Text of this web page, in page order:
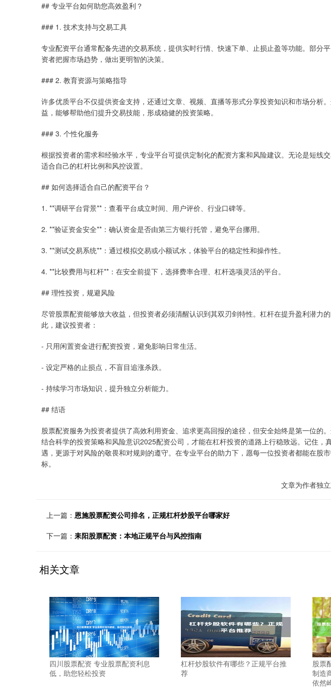
## 专业平台如何助您高效盈利？
### 1. 技术支持与交易工具
专业配资平台通常配备先进的交易系统，提供实时行情、快速下单、止损止盈等功能。部分
资者把握市场趋势，做出更明智的决策。
### 2. 教育资源与策略指导
许多优质平台不仅提供资金支持，还通过文章、视频、直播等形式分享投资知识和市场分析
益，能够帮助他们提升交易技能，形成稳健的投资策略。
### 3. 个性化服务
根据投资者的需求和经验水平，专业平台可提供定制化的配资方案和风险建议。无论是短线
适合自己的杠杆比例和风控设置。
## 如何选择适合自己的配资平台？
1. **调研平台背景**：查看平台成立时间、用户评价、行业口碑等。
2. **验证资金安全**：确认资金是否由第三方银行托管，避免平台挪用。
3. **测试交易系统**：通过模拟交易或小额试水，体验平台的稳定性和操作性。
4. **比较费用与杠杆**：在安全前提下，选择费率合理、杠杆选项灵活的平台。
## 理性投资，规避风险
尽管股票配资能够放大收益，但投资者必须清醒认识到其双刃剑特性。杠杆在提升盈利潜力
此，建议投资者：
- 只用闲置资金进行配资投资，避免影响日常生活。
- 设定严格的止损点，不盲目追涨杀跌。
- 持续学习市场知识，提升独立分析能力。
## 结语
股票配资服务为投资者提供了高效利用资金、追求更高回报的途径，但安全始终是第一位的
结合科学的投资策略和风险意识2025配资公司，才能在杠杆投资的道路上行稳致远。记住，
遇，更源于对风险的敬畏和对规则的遵守。在专业平台的助力下，愿每一位投资者都能在股
标。
文章为作者独
上一篇： 恩施股票配资公司排名，正规杠杆炒股平台哪家好
下一篇： 耒阳股票配资：本地正规平台与风控指南
相关文章
四川股票配资 专业股票配资利息
低，助您轻松投资
杠杆炒股软件有哪些？正规平台推
荐
股票
制造
依然